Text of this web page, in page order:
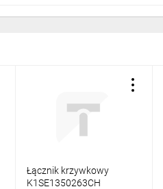
Łącznik krzywkowy
K1SE1350263CH